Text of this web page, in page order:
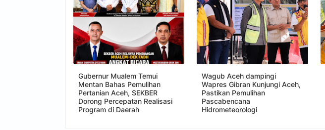
Gubernur Mualem Temui
Mentan Bahas Pemulihan
Pertanian Aceh, SEKBER
Dorong Percepatan Realisasi
Program di Daerah
Wagub Aceh dampingi
Wapres Gibran Kunjungi Aceh,
Pastikan Pemulihan
Pascabencana
Hidrometeorologi